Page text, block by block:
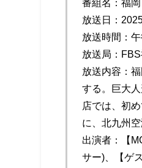
番組名：福岡
放送日：
放送時間：
放送局：
放送内容：
する。巨大
店では、初
に、北九州
出演者：【
サー)、【ゲ